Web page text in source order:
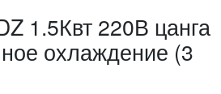
1.5Квт 220В цанга
охлаждение (3